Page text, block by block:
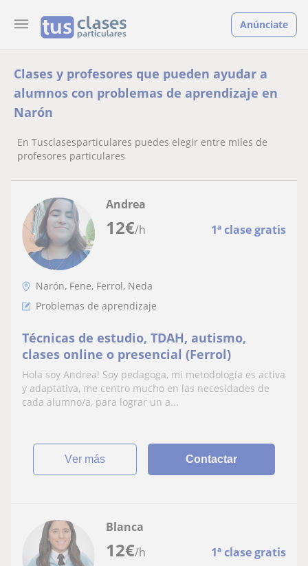
Anúnciate
Clases y profesores que pueden ayudar a
alumnos con problemas de aprendizaje en
Narón
En Tusclasesparticulares puedes elegir entre miles de
profesores particulares
12€/h 1ª clase gratis
Andrea
Narón, Fene, Ferrol, Neda
Problemas de aprendizaje
Técnicas de estudio, TDAH, autismo,
clases online o presencial (Ferrol)
Hola soy Andrea! Soy pedagoga, mi metodología es activa
y adaptativa, me centro mucho en las necesidades de
cada alumno/a, para lograr un a...
ver más Contactar
12€/h 1ª clase gratis
Blanca